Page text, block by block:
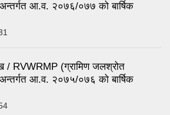
अन्तर्गत आ.व. २०७६/०७७ को बार्षिक
/ RVWRMP (ग्रामिण जलश्रोत
अन्तर्गत आ.व. २०७५/०७६ को बार्षिक